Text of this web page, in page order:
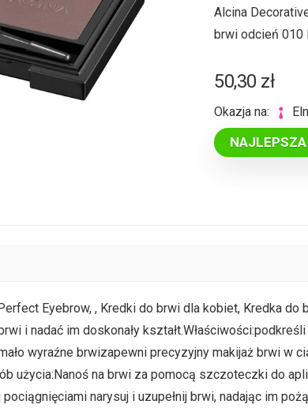
Alcina
brwi odcień 010
50,30 zł
Okazja na:
NAJLEPSZA
Eyebrow, , Kredki do brwi dla kobiet, Kredka
i nadać im doskonały
wyraźne brwizapewni precyzyjny makijaż brwi w
użycia:Nanoś na brwi za pomocą szczoteczki do
narysuj i uzupełnij brwi, nadając im